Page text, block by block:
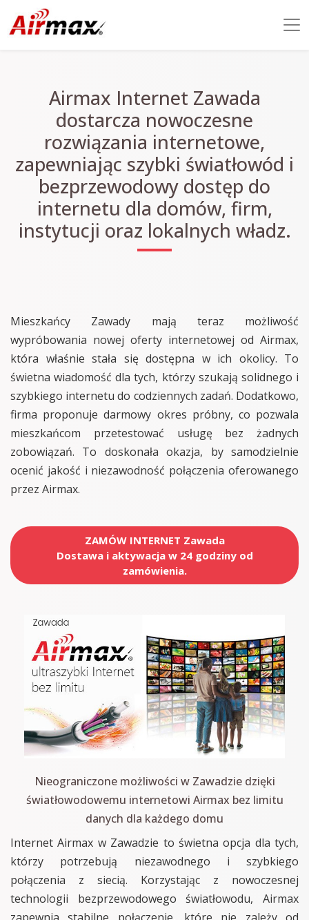
Airmax Internet Zawada
dostarcza nowoczesne
rozwiązania internetowe,
zapewniając szybki światłowód i
bezprzewodowy dostęp do
internetu dla domów, firm,
instytucji oraz lokalnych władz.
Mieszkańcy Zawady mają teraz możliwość
wypróbowania nowej oferty internetowej od Airmax,
która właśnie stała się dostępna w ich okolicy. To
świetna wiadomość dla tych, którzy szukają solidnego i
szybkiego internetu do codziennych zadań. Dodatkowo,
firma proponuje darmowy okres próbny, co pozwala
mieszkańcom przetestować usługę bez żadnych
zobowiązań. To doskonała okazja, by samodzielnie
ocenić jakość i niezawodność połączenia oferowanego
przez Airmax.
ZAMÓW INTERNET Zawada
Dostawa i aktywacja w 24 godziny od
zamówienia.
Nieograniczone możliwości w Zawadzie dzięki
światłowodowemu internetowi Airmax bez limitu
danych dla każdego domu
Internet Airmax w Zawadzie to świetna opcja dla tych,
którzy potrzebują niezawodnego i szybkiego
połączenia z siecią. Korzystając z nowoczesnej
technologii bezprzewodowego światłowodu, Airmax